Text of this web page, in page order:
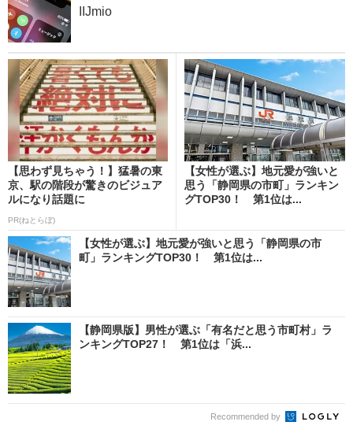
IIJmio
【思わず見ちゃう！】猛暑の東
京、駅の階段が驚きのビジュア
ルになり話題に
PR(ねとらぼ)
【女性が選ぶ】地元愛が強いと
思う「静岡県の市町」ランキン
グTOP30！ 第1位は...
【女性が選ぶ】地元愛が強いと思う「静岡県の市
町」ランキングTOP30！ 第1位は...
【静岡県版】男性が選ぶ「有名だと思う市町村」ラ
ンキングTOP27！ 第1位は「浜...
Recommended by